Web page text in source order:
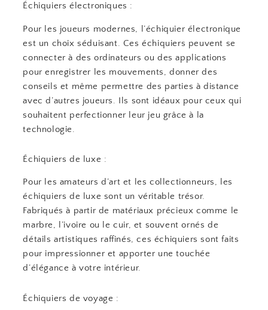
Échiquiers électroniques :
Pour les joueurs modernes, l’échiquier électronique
est un choix séduisant. Ces échiquiers peuvent se
connecter à des ordinateurs ou des applications
pour enregistrer les mouvements, donner des
conseils et même permettre des parties à distance
avec d’autres joueurs. Ils sont idéaux pour ceux qui
souhaitent perfectionner leur jeu grâce à la
technologie.
Échiquiers de luxe :
Pour les amateurs d’art et les collectionneurs, les
échiquiers de luxe sont un véritable trésor.
Fabriqués à partir de matériaux précieux comme le
marbre, l’ivoire ou le cuir, et souvent ornés de
détails artistiques raffinés, ces échiquiers sont faits
pour impressionner et apporter une touchée
d’élégance à votre intérieur.
Échiquiers de voyage :